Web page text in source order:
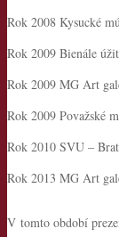
Rok 2008 Kysucké
Rok 2009 Bienále
Rok 2009 MG Art
Rok 2009 Považské
Rok 2010 SVU –
Rok 2013 MG Art
V tomto období